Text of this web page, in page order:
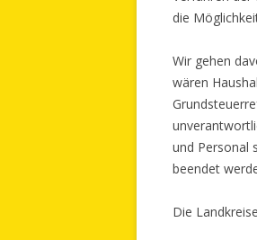
die
Wir gehen
wären
und Personal
beendet
Die